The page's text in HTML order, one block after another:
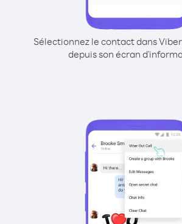
Sélectionnez le contact dans
depuis son écran